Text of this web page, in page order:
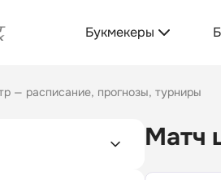
Букмекеры
— расписание, прогнозы, турниры
Матч